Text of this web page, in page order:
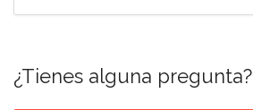
¿Tienes alguna pregunta?